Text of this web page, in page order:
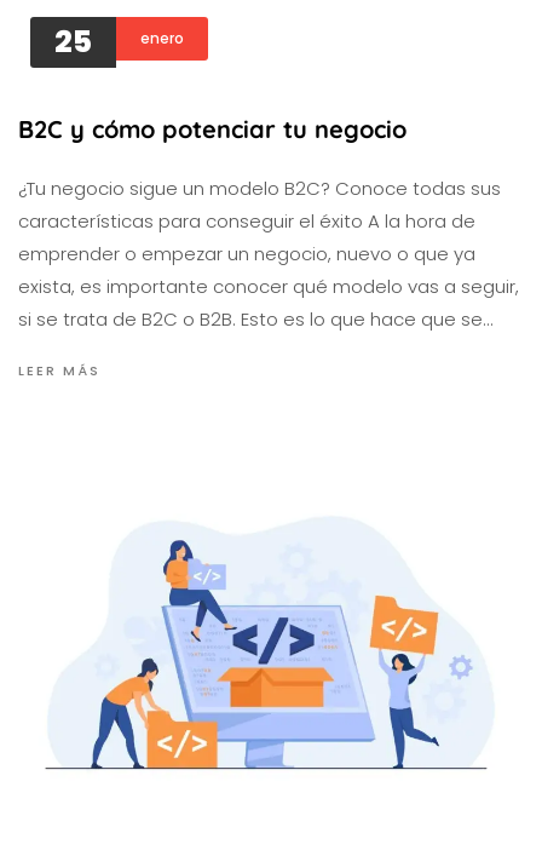
25 enero
B2C y cómo potenciar tu negocio
¿Tu negocio sigue un modelo B2C? Conoce todas sus
características para conseguir el éxito A la hora de
emprender o empezar un negocio, nuevo o que ya
exista, es importante conocer qué modelo vas a seguir,
si se trata de B2C o B2B. Esto es lo que hace que se…
LEER MÁS